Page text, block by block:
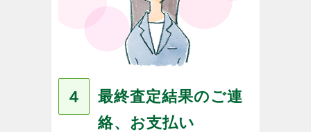
４
最終査定結果のご連
絡、お支払い